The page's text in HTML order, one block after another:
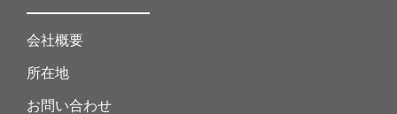
会社概要
所在地
お問い合わせ